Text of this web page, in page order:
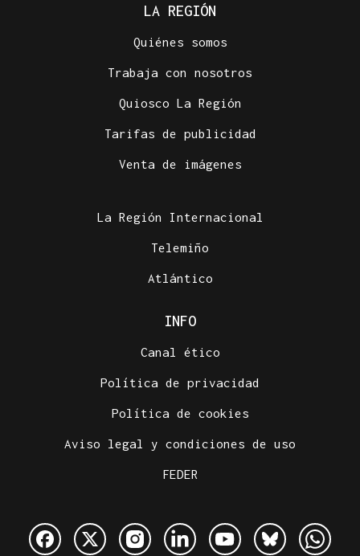
LA REGIÓN
Quiénes somos
Trabaja con nosotros
Quiosco La Región
Tarifas de publicidad
Venta de imágenes
La Región Internacional
Telemiño
Atlántico
INFO
Canal ético
Política de privacidad
Política de cookies
Aviso legal y condiciones de uso
FEDER